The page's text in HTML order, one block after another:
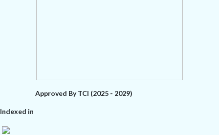
Approved By TCI (2025 - 2029)
Indexed in